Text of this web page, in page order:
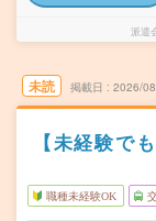
派遣
未読 掲載日 2026/
【未経験で
職種未経験OK